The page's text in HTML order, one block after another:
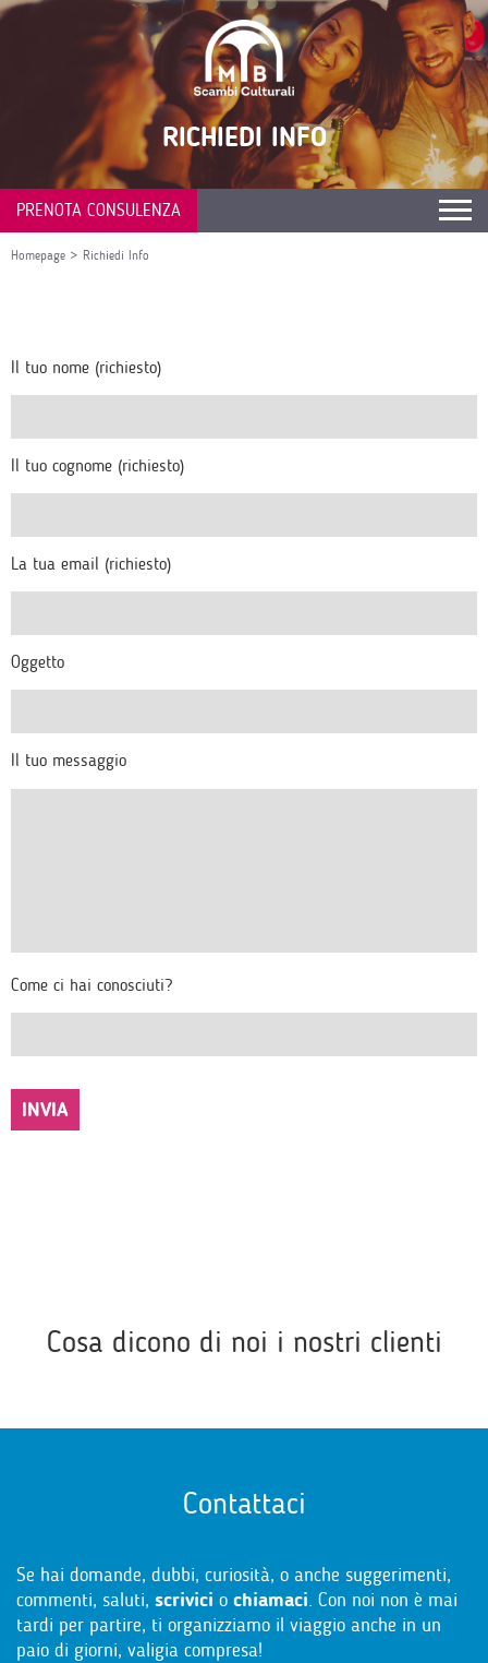
RICHIEDI INFO
PRENOTA CONSULENZA
Homepage > Richiedi Info
Il tuo nome (richiesto)
Il tuo cognome (richiesto)
La tua email (richiesto)
Oggetto
Il tuo messaggio
Come ci hai conosciuti?
Cosa dicono di noi i nostri clienti
Contattaci
Se hai domande, dubbi, curiosità, o anche suggerimenti,
commenti, saluti, scrivici o chiamaci. Con noi non è mai
tardi per partire, ti organizziamo il viaggio anche in un
paio di giorni, valigia compresa!